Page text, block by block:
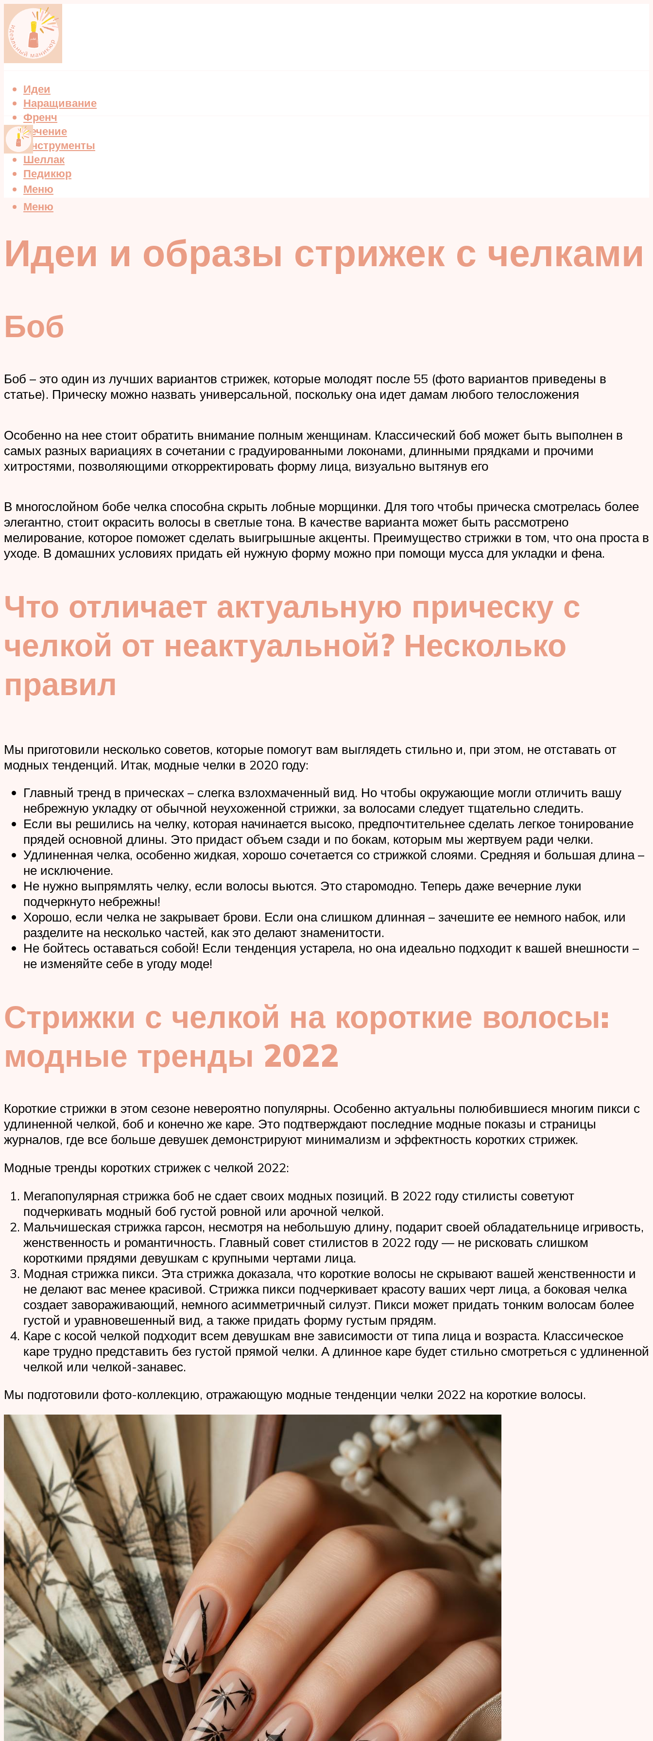
Идеи
Наращивание
Френч
Лечение
Инструменты
Шеллак
Педикюр
Меню
Меню
Идеи и образы стрижек с челками
Боб
Боб – это один из лучших вариантов стрижек, которые молодят после 55 (фото вариантов приведены в
статье). Прическу можно назвать универсальной, поскольку она идет дамам любого телосложения
Особенно на нее стоит обратить внимание полным женщинам. Классический боб может быть выполнен в
самых разных вариациях в сочетании с градуированными локонами, длинными прядками и прочими
хитростями, позволяющими откорректировать форму лица, визуально вытянув его
В многослойном бобе челка способна скрыть лобные морщинки. Для того чтобы прическа смотрелась более
элегантно, стоит окрасить волосы в светлые тона. В качестве варианта может быть рассмотрено
мелирование, которое поможет сделать выигрышные акценты. Преимущество стрижки в том, что она проста в
уходе. В домашних условиях придать ей нужную форму можно при помощи мусса для укладки и фена.
Что отличает актуальную прическу с
челкой от неактуальной? Несколько
правил
Мы приготовили несколько советов, которые помогут вам выглядеть стильно и, при этом, не отставать от
модных тенденций. Итак, модные челки в 2020 году:
Главный тренд в прическах – слегка взлохмаченный вид. Но чтобы окружающие могли отличить вашу
небрежную укладку от обычной неухоженной стрижки, за волосами следует тщательно следить.
Если вы решились на челку, которая начинается высоко, предпочтительнее сделать легкое тонирование
прядей основной длины. Это придаст объем сзади и по бокам, которым мы жертвуем ради челки.
Удлиненная челка, особенно жидкая, хорошо сочетается со стрижкой слоями. Средняя и большая длина –
не исключение.
Не нужно выпрямлять челку, если волосы вьются. Это старомодно. Теперь даже вечерние луки
подчеркнуто небрежны!
Хорошо, если челка не закрывает брови. Если она слишком длинная – зачешите ее немного набок, или
разделите на несколько частей, как это делают знаменитости.
Не бойтесь оставаться собой! Если тенденция устарела, но она идеально подходит к вашей внешности –
не изменяйте себе в угоду моде!
Стрижки с челкой на короткие волосы:
модные тренды 2022
Короткие стрижки в этом сезоне невероятно популярны. Особенно актуальны полюбившиеся многим пикси с
удлиненной челкой, боб и конечно же каре. Это подтверждают последние модные показы и страницы
журналов, где все больше девушек демонстрируют минимализм и эффектность коротких стрижек.
Модные тренды коротких стрижек с челкой 2022:
Мегапопулярная стрижка боб не сдает своих модных позиций. В 2022 году стилисты советуют
подчеркивать модный боб густой ровной или арочной челкой.
Мальчишеская стрижка гарсон, несмотря на небольшую длину, подарит своей обладательнице игривость,
женственность и романтичность. Главный совет стилистов в 2022 году — не рисковать слишком
короткими прядями девушкам с крупными чертами лица.
Модная стрижка пикси. Эта стрижка доказала, что короткие волосы не скрывают вашей женственности и
не делают вас менее красивой. Стрижка пикси подчеркивает красоту ваших черт лица, а боковая челка
создает завораживающий, немного асимметричный силуэт. Пикси может придать тонким волосам более
густой и уравновешенный вид, а также придать форму густым прядям.
Каре с косой челкой подходит всем девушкам вне зависимости от типа лица и возраста. Классическое
каре трудно представить без густой прямой челки. А длинное каре будет стильно смотреться с удлиненной
челкой или челкой-занавес.
Мы подготовили фото-коллекцию, отражающую модные тенденции челки 2022 на короткие волосы.